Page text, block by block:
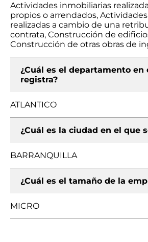
Actividades inmobiliarias
propios o arrendados,
realizadas a cambio de una
contrata, Construcción de
Construcción de otras obras de
¿Cuál es el departamento en
registra?
ATLANTICO
¿Cuál es la ciudad en el que
BARRANQUILLA
¿Cuál es el tamaño de la
MICRO